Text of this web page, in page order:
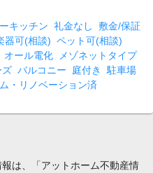
キッチン 礼金なし
敷金/保証
器可(相談) ペット可(相談)
オール電化
メゾネットタイプ
ズ バルコニー 庭付き
駐車場
・リノベーション済
は、「アットホーム不動産情